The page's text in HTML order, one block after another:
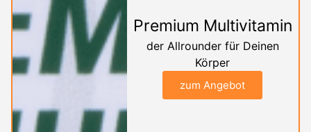
Premium Multivitamin
der Allrounder für Deinen
Körper
zum Angebot